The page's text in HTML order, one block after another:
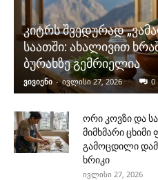
კიტრს შვედურად
საათში: ახალივით
ბურახზე გემრიელია
ვივიენი - ივლისი 27, 2026 0
ორი კოვზი და
მიმხმარი
გამოცდილი
ხრიკი
ივლისი 27, 2026